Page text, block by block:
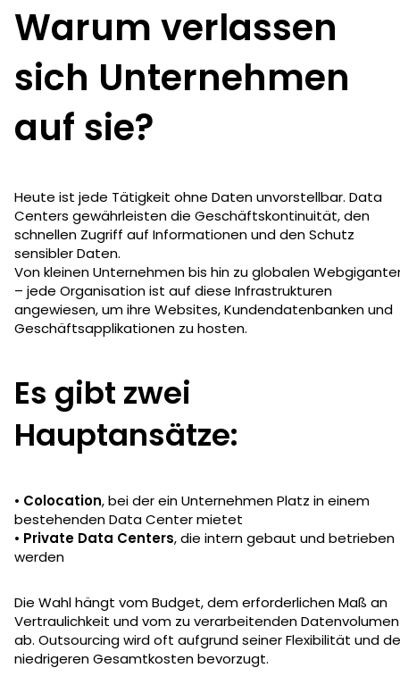
Warum verlassen
sich Unternehmen
auf sie?
Heute ist jede Tätigkeit ohne Daten unvorstellbar. Data
Centers gewährleisten die Geschäftskontinuität, den
schnellen Zugriff auf Informationen und den Schutz
sensibler Daten.
Von kleinen Unternehmen bis hin zu globalen
– jede Organisation ist auf diese Infrastrukturen
angewiesen, um ihre Websites, Kundendatenbanken und
Geschäftsapplikationen zu hosten.
Es gibt zwei
Hauptansätze:
• Colocation, bei der ein Unternehmen Platz in einem
bestehenden Data Center mietet
• Private Data Centers, die intern gebaut und betrieben
werden
Die Wahl hängt vom Budget, dem erforderlichen Maß an
Vertraulichkeit und vom zu verarbeitenden Datenvolumen
ab. Outsourcing wird oft aufgrund seiner Flexibilität und
niedrigeren Gesamtkosten bevorzugt.